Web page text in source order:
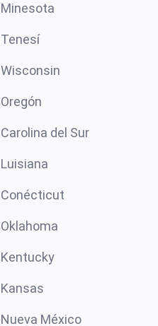
Minesota
Tenesí
Wisconsin
Oregón
Carolina del Sur
Luisiana
Conécticut
Oklahoma
Kentucky
Kansas
Nueva México